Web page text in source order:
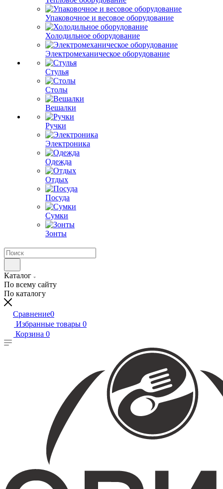
Упаковочное и весовое оборудование
Холодильное оборудование
Электромеханическое оборудование
Стулья
Столы
Вешалки
Ручки
Электроника
Одежда
Отдых
Посуда
Сумки
Зонты
Каталог
По всему сайту
По каталогу
Сравнение0
Избранные товары 0
Корзина 0